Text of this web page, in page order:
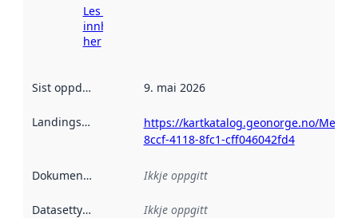
Les meir om
innhenting
her
Sist oppdatert 9. mai 2026
Landingsside
https://kartkatalog.geonorge.no/
8ccf-4118-8fc1-cff046042fd4
Dokumentasjon Ikkje oppgitt
Datasettype Ikkje oppgitt